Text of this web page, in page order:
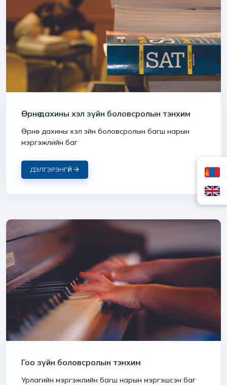
Өрнө дахины хэл зүйн боловсролын тэнхим
Өрнө дахины хэл зүйн боловсролын багш нарын
мэргэжлийн баг
ДЭЛГЭРЭНГҮЙ
Гоо зүйн боловсролын тэнхим
Урлагийн мэргэжлийн багш нарын мэргэшсэн баг